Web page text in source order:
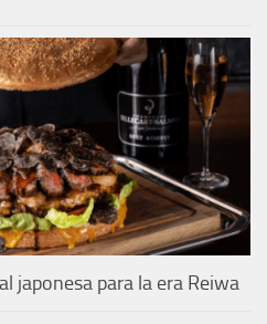
japonesa para la era Reiwa